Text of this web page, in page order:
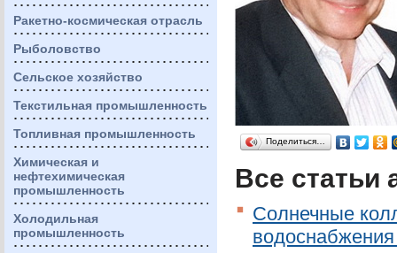
Ракетно-космическая отрасль
Рыболовство
Сельское хозяйство
Текстильная промышленность
Топливная промышленность
Химическая и
нефтехимическая
промышленность
Холодильная
промышленность
Поделиться…
Все статьи
Солнечные